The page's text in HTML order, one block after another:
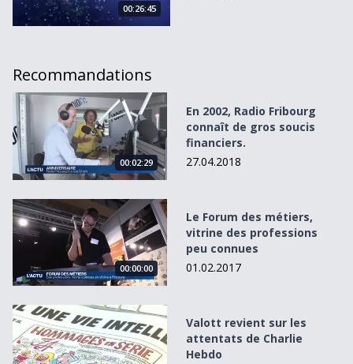
00:26:45
Recommandations
En 2002, Radio Fribourg connaît de gros soucis financiers.
00:02:29
En 2002, Radio Fribourg
connaît de gros soucis
financiers.
27.04.2018
Le Forum des métiers, vitrine des professions peu
00:00:00
Le Forum des métiers,
vitrine des professions
peu connues
01.02.2017
Valott revient sur les attentats de Charlie Hebdo
Valott revient sur les
attentats de Charlie
Hebdo